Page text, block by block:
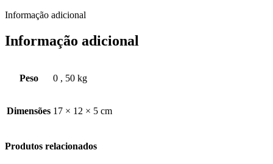
Informação adicional
Informação adicional
Peso 0 , 50 kg
Dimensões 17 × 12 × 5 cm
Produtos relacionados